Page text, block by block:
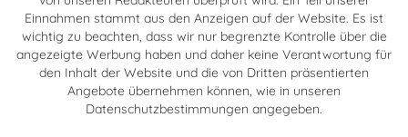
Einnahmen stammt aus den Anzeigen auf der Website. Es ist
wichtig zu beachten, dass wir nur begrenzte Kontrolle über die
angezeigte Werbung haben und daher keine Verantwortung für
den Inhalt der Website und die von Dritten präsentierten
Angebote übernehmen können, wie in unseren
Datenschutzbestimmungen angegeben.